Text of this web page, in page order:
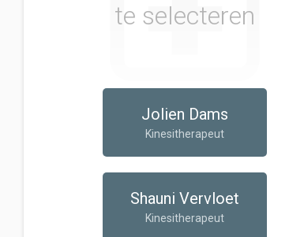
te selecteren
Jolien Dams
Kinesitherapeut
Shauni Vervloet
Kinesitherapeut